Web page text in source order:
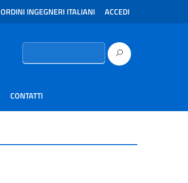
ORDINI INGEGNERI ITALIANI ACCEDI
Ricerca
CONTATTI